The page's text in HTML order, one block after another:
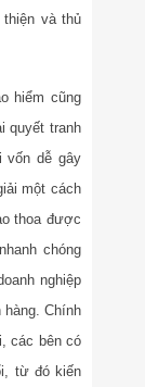
và thủ
hiểm cũng
quyết tranh
vốn dễ gây
một cách
thoa được
chóng
nghiệp
Chính
các bên có
từ đó kiến